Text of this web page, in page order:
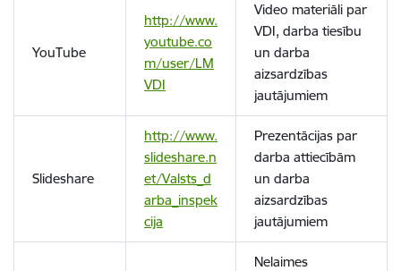
YouTube
http://www.
youtube.co
m/user/LM
VDI
Video materiāli par
VDI, darba tiesību
un darba
aizsardzības
jautājumiem
Slideshare
http://www.
slideshare.n
et/Valsts_d
arba_inspek
cija
Prezentācijas par
darba attiecībām
un darba
aizsardzības
jautājumiem
Nelaimes